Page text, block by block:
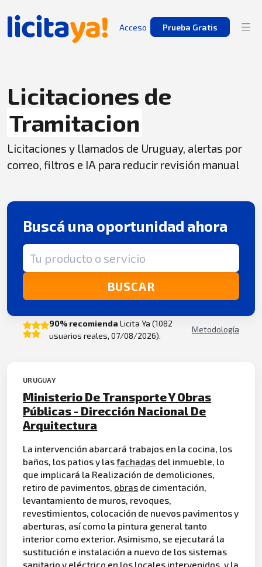
Acceso Prueba Gratis
Licitaciones de
Tramitacion
Licitaciones y llamados de Uruguay, alertas por
correo, filtros e IA para reducir revisión manual
Buscá una oportunidad ahora
Término de búsqueda
BUSCAR
90% recomienda Licita Ya (1082
usuarios reales, 07/08/2026).
Metodología
URUGUAY
Ministerio De Transporte Y Obras
Públicas - Dirección Nacional De
Arquitectura
La intervención abarcará trabajos en la cocina, los
baños, los patios y lasfachadas del inmueble, lo
que implicará la Realización de demoliciones,
retiro de pavimentos, obras de cimentación,
levantamiento de muros, revoques,
revestimientos, colocación de nuevos pavimentos y
aberturas, así como la pintura general tanto
interior como exterior. Asimismo, se ejecutará la
sustitución e instalación a nuevo de los sistemas
sanitario y eléctrico en los locales intervenidos, y la